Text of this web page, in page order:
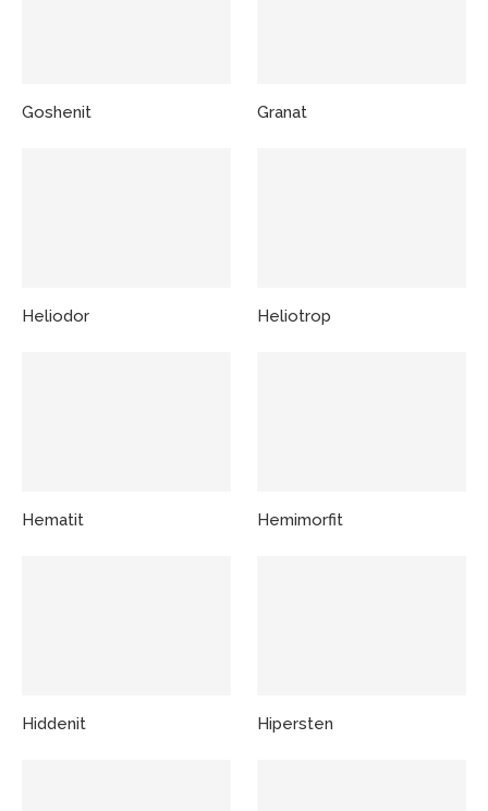
Goshenit Granat
Heliodor Heliotrop
Hematit Hemimorfit
Hiddenit Hipersten